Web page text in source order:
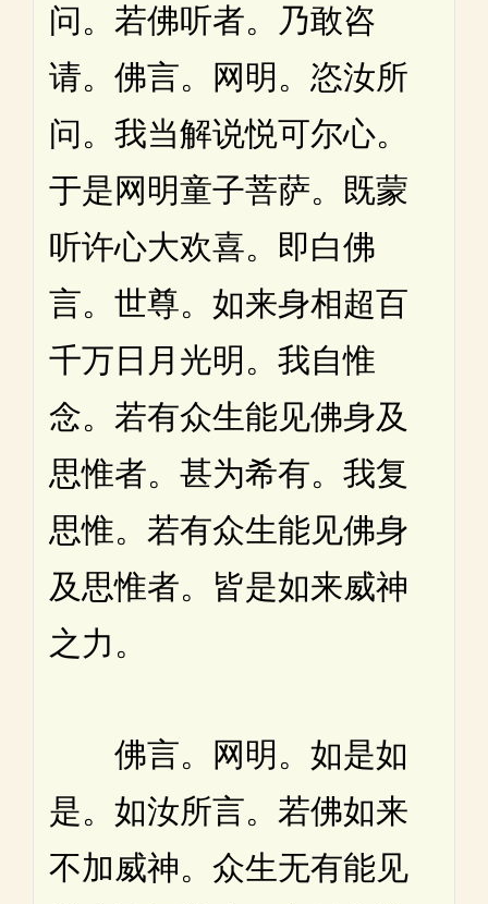
问。若佛听者。乃敢咨
请。佛言。网明。恣汝所
问。我当解说悦可尔心。
于是网明童子菩萨。既蒙
听许心大欢喜。即白佛
言。世尊。如来身相超百
千万日月光明。我自惟
念。若有众生能见佛身及
思惟者。甚为希有。我复
思惟。若有众生能见佛身
及思惟者。皆是如来威神
之力。
佛言。网明。如是如
是。如汝所言。若佛如来
不加威神。众生无有能见